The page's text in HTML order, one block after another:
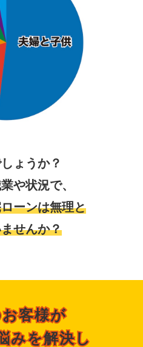
ょうか？
や状況で、
ーンは無理と
せんか？
客様が
みを解決し
客様が
みを解決し